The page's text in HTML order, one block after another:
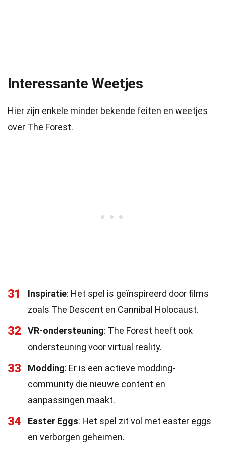
Interessante Weetjes
Hier zijn enkele minder bekende feiten en weetjes
over The Forest.
31 Inspiratie: Het spel is geïnspireerd door films
zoals The Descent en Cannibal Holocaust.
32 VR-ondersteuning: The Forest heeft ook
ondersteuning voor virtual reality.
33 Modding: Er is een actieve modding-
community die nieuwe content en
aanpassingen maakt.
34 Easter Eggs: Het spel zit vol met easter eggs
en verborgen geheimen.